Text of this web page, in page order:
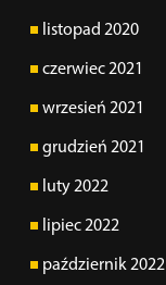
listopad 2020
czerwiec 2021
wrzesień 2021
grudzień 2021
luty 2022
lipiec 2022
październik 2022